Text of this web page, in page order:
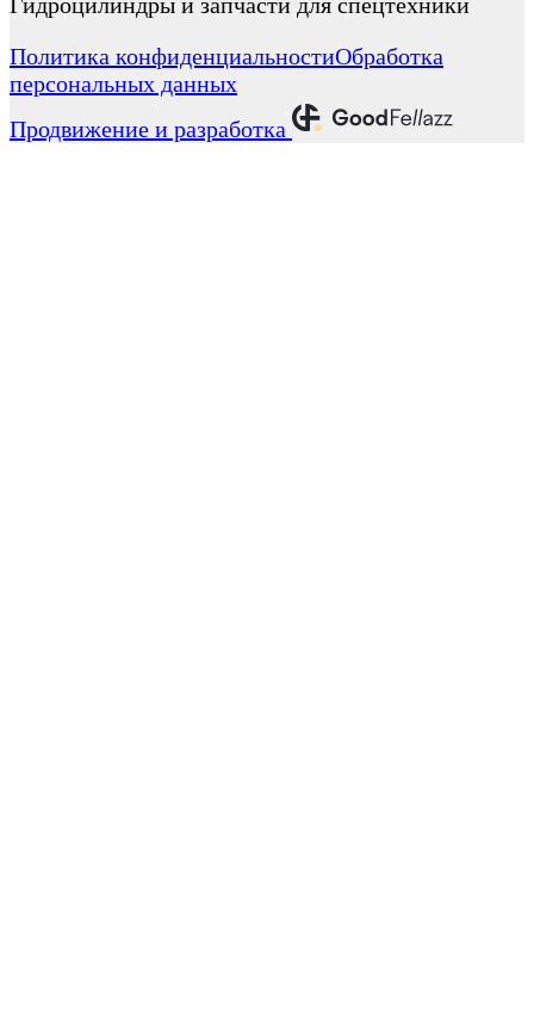
Политика конфиденциальностиОбработка
персональных данных
Продвижение и разработка